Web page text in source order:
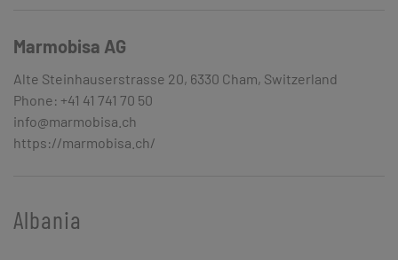
Marmobisa AG
Alte Steinhauserstrasse 20, 6330 Cham, Switzerland
Phone: +41 41 741 70 50
info@marmobisa.ch
https://marmobisa.ch/
Albania